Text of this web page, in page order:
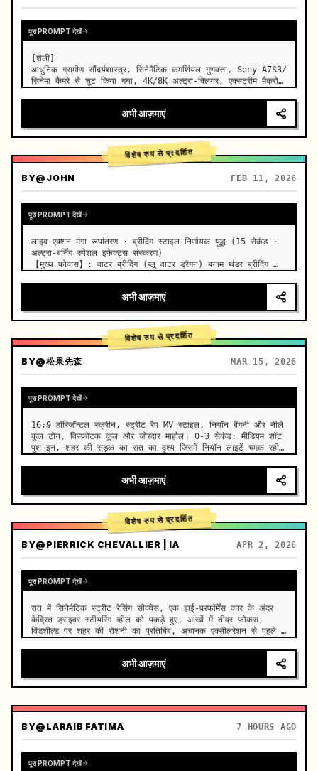
पूरा PROMPT देखें
[शैली]
आधुनिक ग्रामीण सौंदर्यशास्त्र, सिनेमैटिक कमर्शियल गुणवत्ता, Sony A7S3/
सिनेमा कैमरे से शूट किया गया, 4K/8K अल्ट्रा-क्लियर, एक्सट्रीम मैक्रो,
[दृश्य]
एक अच्छी…
अभी आज़माएं
विशेष रुप से प्रदर्शित
BY@JOHN FEB 11, 2026
पूरा PROMPT देखें
लाइव-एक्शन मंगा रूपांतरण · ब्रीदिंग स्टाइल निर्णायक युद्ध (15 सेकंड ·
अल्ट्रा-बर्निंग स्पेशल इफेक्ट्स संस्करण)
【मुख्य फोकस】: वाटर ब्रीदिंग (ब्लू वाटर ड्रैगन) बनाम थंडर ब्रीदिंग
अभी आज़माएं
विशेष रुप से प्रदर्शित
BY@松果先森 MAR 15, 2026
पूरा PROMPT देखें
16:9 हॉरिजॉन्टल स्क्रीन, स्ट्रीट रैप MV स्टाइल, नियॉन बैंगनी और नीले
कूल टोन, विस्फोटक कूल और जोरदार माहौल। 0-3 सेकंड: मीडियम शॉट
पुश-इन, शहर की सड़क का रात का दृश्य जिसमें नियॉन लाइटें चमक रही
अभी आज़माएं
विशेष रुप से प्रदर्शित
BY@PIERRICK CHEVALLIER | IA APR 2, 2026
पूरा PROMPT देखें
रात में सिनेमैटिक स्ट्रीट रेसिंग सीक्वेंस, एक हाई-परफॉर्मेंस कार के अंदर
केंद्रित ड्राइवर स्टीयरिंग व्हील को पकड़े हुए, आंखों में तीव्र फोकस,
विंडशील्ड पर शहर की रोशनी का प्रतिबिंब, अचानक एक्सीलरेशन से पहले
कैमरा: सीमलेस ट्रांजिशन के साथ रैपिड मल्ट…
अभी आज़माएं
BY@LARAIB FATIMA‎ 7 HOURS AGO
पूरा PROMPT देखें